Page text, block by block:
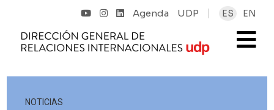
Agenda UDP ES EN
NOTICIAS